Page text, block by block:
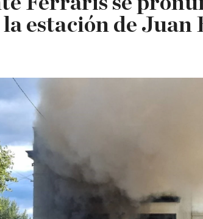
estación de Juan